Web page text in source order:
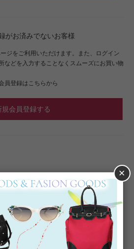
がお済みでないお客様
ジをご利用いただけます。また、ログイン
などを入力することなくスムーズにお買い物
員登録はこちらから
規会員登録する
イテムカテゴリー
×